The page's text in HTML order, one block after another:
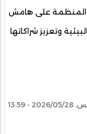
المنظمة على هامش
وتعزيز شراكاتها
- 13:59